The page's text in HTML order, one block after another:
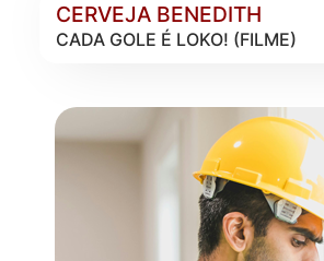
CERVEJA BENEDITH
CADA GOLE É LOKO! (FILME)